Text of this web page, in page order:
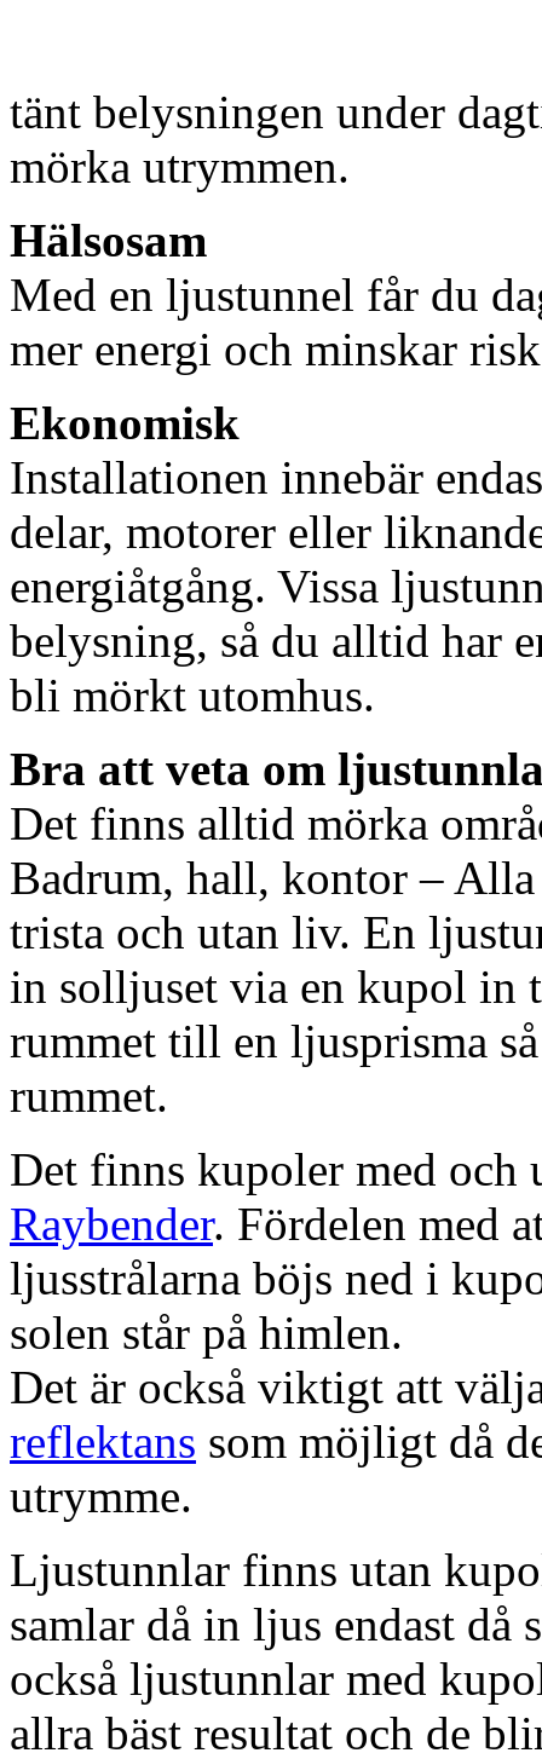
tänt belysningen under
mörka utrymmen.
Hälsosam
Med en ljustunnel får du
mer energi och minskar
Ekonomisk
Installationen innebär
delar, motorer eller
energiåtgång. Vissa
belysning, så du alltid har
bli mörkt utomhus.
Bra att veta om
Det finns alltid mörka
Badrum, hall, kontor – Alla
trista och utan liv. En
in solljuset via en kupol in
rummet till en ljusprisma
rummet.
Det finns kupoler med och
Raybender. Fördelen med
ljusstrålarna böjs ned i
solen står på himlen.
Det är också viktigt att
reflektans som möjligt då
utrymme.
Ljustunnlar finns utan
samlar då in ljus endast då
också ljustunnlar med
allra bäst resultat och de